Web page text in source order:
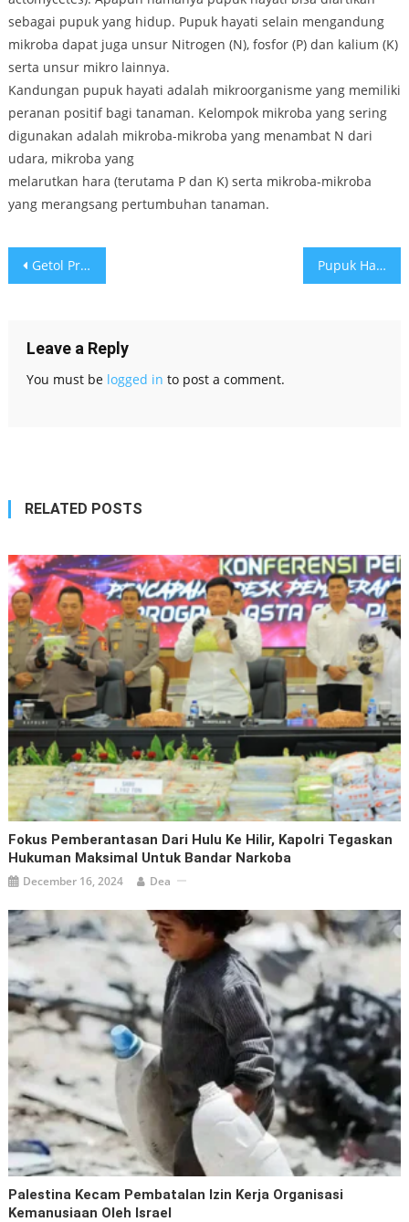
sebagai pupuk yang hidup. Pupuk hayati selain mengandung
mikroba dapat juga unsur Nitrogen (N), fosfor (P) dan kalium (K)
serta unsur mikro lainnya.
Kandungan pupuk hayati adalah mikroorganisme yang memiliki
peranan positif bagi tanaman. Kelompok mikroba yang sering
digunakan adalah mikroba-mikroba yang menambat N dari
udara, mikroba yang
melarutkan hara (terutama P dan K) serta mikroba-mikroba
yang merangsang pertumbuhan tanaman.
Post
Getol Produksi, Enero siap penuhi bahan bakar nabati tanah air Pupuk Hayati Enero Tingkatkan Produktifitas Lahan Perkebunan
Leave a Reply
You must be logged in to post a comment.
RELATED POSTS
Fokus Pemberantasan Dari Hulu Ke Hilir, Kapolri Tegaskan
Hukuman Maksimal Untuk Bandar Narkoba
December 16, 2024 Dea
Palestina Kecam Pembatalan Izin Kerja Organisasi
Kemanusiaan Oleh Israel